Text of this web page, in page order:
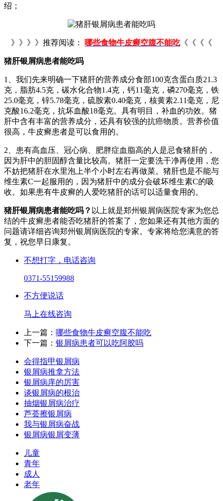
绍；
》》》》推荐阅读： 哪些食物牛皮癣空腹不能吃《《《《
猪肝银屑病患者能吃吗
1、我们先来明确一下猪肝的营养成分食部100克含蛋白质21.3
克，脂肪4.5克，碳水化合物1.4克，钙11毫克，磷270毫克，铁
25.0毫克，锌5.78毫克，硫胺素0.40毫克，核黄素2.11毫克，尼
克酸16.2毫克，抗坏血酸18毫克。具有明目，补血的功效。猪
肝中含有丰富的营养成分，还具有较强的抗癌物质。营养价值
很高，牛皮癣患者是可以食用的。
2、患有高血压、冠心病、肥胖症血脂高的人是忌食猪肝的，
因为肝中的胆固醇含量比较高。猪肝一定要洗干净再使用，您
不妨把猪肝在水里泡上半个小时左右再做菜。猪肝也是不能与
维生素C一起服用的，因为猪肝中的成分会破坏维生素C的吸
收。如果患有牛皮癣的人爱吃猪肝的话可以适量食用的。
猪肝银屑病患者能吃吗？ 以上就是郑州银屑病医院专家为您总
结的牛皮癣患者能否吃猪肝的答案了，您如果还有其他方面的
问题请详细咨询郑州银屑病医院的专家。专家将给您满意的答
复，祝您早日康复。
不想打字，电话咨询
0371-55159988
不方便说话
马上在线咨询
上一篇： 哪些食物牛皮癣空腹不能吃
下一篇： 银屑病患者可以吃阿胶吗
会得指甲银屑病
银屑病推拿方法
银屑病庠的厉害
谈银屑病的根治
抽烟银屑病治疗
芦荟擦银屑病
我与银屑病奋战
银屑病银屑变薄
儿童
青年
成人
老年